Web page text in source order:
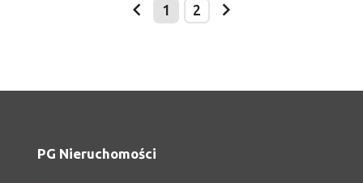
prev
1 2
next
PG Nieruchomości